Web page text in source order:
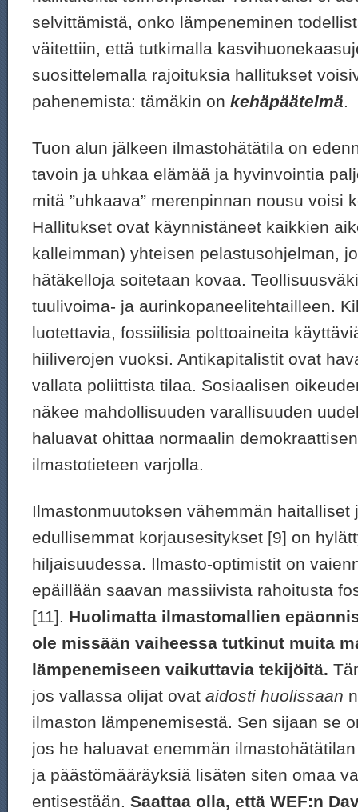
selvittämistä, onko lämpeneminen
väitettiin, että tutkimalla
suosittelemalla rajoituksia hallitukset
pahenemista: tämäkin on kehäpäätelmä.
Tuon alun jälkeen ilmastohätätila on
tavoin ja uhkaa elämää ja hyvinvointia
mitä ”uhkaava” merenpinnan nousu voisi
Hallitukset ovat käynnistäneet kaikkien
kalleimman) yhteisen pelastusohjelman,
hätäkelloja soitetaan kovaa.
tuulivoima- ja aurinkopaneelitehtailleen.
luotettavia, fossiilisia polttoaineita
hiiliverojen vuoksi. Antikapitalistit ovat
vallata poliittista tilaa. Sosiaalisen
näkee mahdollisuuden varallisuuden
haluavat ohittaa normaalin
ilmastotieteen varjolla.
Ilmastonmuutoksen vähemmän haitalliset
edullisemmat korjausesitykset [9] on
hiljaisuudessa. Ilmasto-optimistit on
epäillään saavan massiivista rahoitusta
[11]. Huolimatta ilmastomallien
ole missään vaiheessa tutkinut muita
lämpenemiseen vaikuttavia tekijöitä.
jos vallassa olijat ovat aidosti huolissaan
ilmaston lämpenemisestä. Sen sijaan se
jos he haluavat enemmän
ja päästömääräyksiä lisäten siten omaa
entisestään. Saattaa olla, että WEF:n